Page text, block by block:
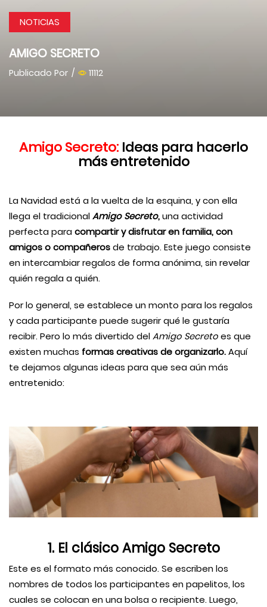
NOTICIAS
AMIGO SECRETO
Publicado Por / 11112
Amigo Secreto: Ideas para hacerlo
más entretenido
La Navidad está a la vuelta de la esquina, y con ella
llega el tradicionalAmigo Secreto,una actividad
perfecta para compartir y disfrutar en familia,con
amigos o compañerosde trabajo. Este juego consiste
en intercambiar regalos de forma anónima, sin revelar
quién regala a quién.
Por lo general, se establece un monto para los regalos
y cada participante puede sugerir qué le gustaría
recibir. Pero lo más divertido delAmigo Secretoes que
existen muchas formas creativas de organizarlo.Aquí
te dejamos algunas ideas para que sea aún más
entretenido:
1. El clásico Amigo Secreto
Este es el formato más conocido. Se escriben los
nombres de todos los participantes en papelitos, los
cuales se colocan en una bolsa o recipiente. Luego,